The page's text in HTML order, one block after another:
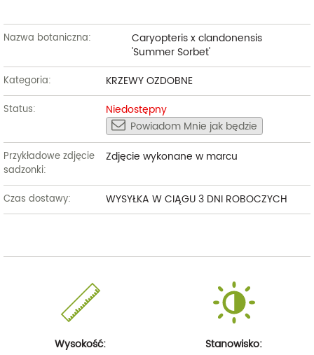
Nazwa botaniczna:
Caryopteris x clandonensis
'Summer Sorbet'
Kategoria: KRZEWY OZDOBNE
Status:
Niedostępny
Powiadom Mnie jak będzie
Przykładowe zdjęcie
sadzonki:
Zdjęcie wykonane w marcu
Czas dostawy: WYSYŁKA W CIĄGU 3 DNI ROBOCZYCH
Wysokość:
Stanowisko: